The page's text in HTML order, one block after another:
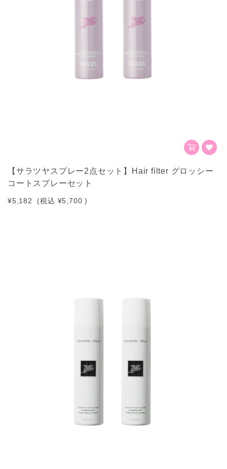
【サラツヤスプレー2点セット】Hair filter グロッシー
コートスプレーセット
¥5,182 (税込 ¥5,700 )